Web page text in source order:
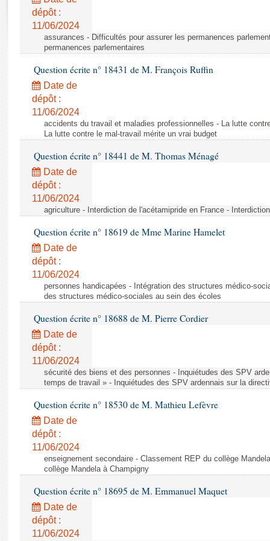
Rapports d'enquête
Rapports législatifs
Baromètre de l’application des lois
Dossiers législatifs
Budget et sécurité sociale
Questions écrites et orales
Comptes rendus des débats
dépôt :
11/06/2024
assurances - Difficultés pour assurer les permanences
permanences parlementaires
Question écrite n° 18431 de M. François Ruffin
Date de
dépôt :
11/06/2024
accidents du travail et maladies professionnelles - La lutte
La lutte contre le mal-travail mérite un vrai budget
Question écrite n° 18441 de M. Thomas Ménagé
Date de
dépôt :
11/06/2024
agriculture - Interdiction de l'acétamipride en France -
Question écrite n° 18619 de Mme Marine Hamelet
Date de
dépôt :
11/06/2024
personnes handicapées - Intégration des structures médico-
des structures médico-sociales au sein des écoles
Question écrite n° 18688 de M. Pierre Cordier
Date de
dépôt :
11/06/2024
sécurité des biens et des personnes - Inquiétudes des SPV
temps de travail » - Inquiétudes des SPV ardennais sur la
Question écrite n° 18530 de M. Mathieu Lefèvre
Date de
dépôt :
11/06/2024
enseignement secondaire - Classement REP du collège
collège Mandela à Champigny
Question écrite n° 18695 de M. Emmanuel Maquet
Date de
dépôt :
11/06/2024